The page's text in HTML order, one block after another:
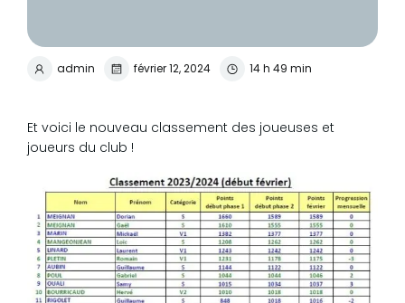
admin février 12, 2024 14 h 49 min
Et voici le nouveau classement des joueuses et
joueurs du club !